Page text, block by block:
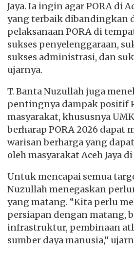
Jaya. Ia ingin agar PORA di
yang terbaik dibandingkan
pelaksanaan PORA di
sukses penyelenggaraan,
sukses administrasi, dan
ujarnya.
T. Banta Nuzullah juga
pentingnya dampak positif
masyarakat, khususnya
berharap PORA 2026 dapat
warisan berharga yang
oleh masyarakat Aceh Jaya
Untuk mencapai semua
Nuzullah menegaskan
yang matang. “Kita perlu
persiapan dengan matang,
infrastruktur, pembinaan
sumber daya manusia,”